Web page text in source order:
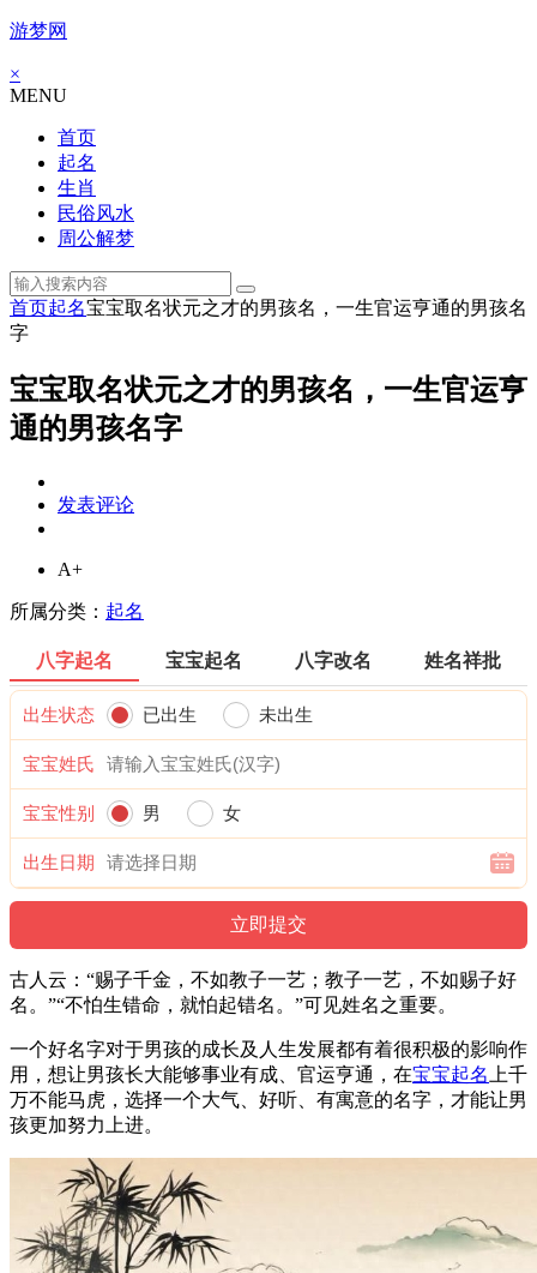
游梦网
×
MENU
首页
起名
生肖
民俗风水
周公解梦
首页起名宝宝取名状元之才的男孩名，一生官运亨通的男孩名
字
宝宝取名状元之才的男孩名，一生官运亨
通的男孩名字
发表评论
A+
所属分类： 起名
八字起名 宝宝起名 八字改名 姓名祥批
出生状态 已出生 未出生
宝宝姓氏
宝宝性别 男 女
出生日期
古人云：“赐子千金，不如教子一艺；教子一艺，不如赐子好
名。”“不怕生错命，就怕起错名。”可见姓名之重要。
一个好名字对于男孩的成长及人生发展都有着很积极的影响作
用，想让男孩长大能够事业有成、官运亨通，在宝宝起名 上千
万不能马虎，选择一个大气、好听、有寓意的名字，才能让男
孩更加努力上进。